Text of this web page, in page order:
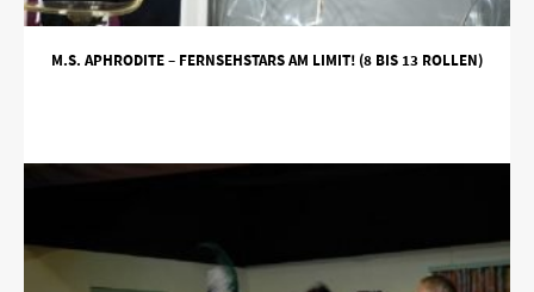
M.S. APHRODITE – FERNSEHSTARS AM LIMIT! (8 BIS 13 ROLLEN)